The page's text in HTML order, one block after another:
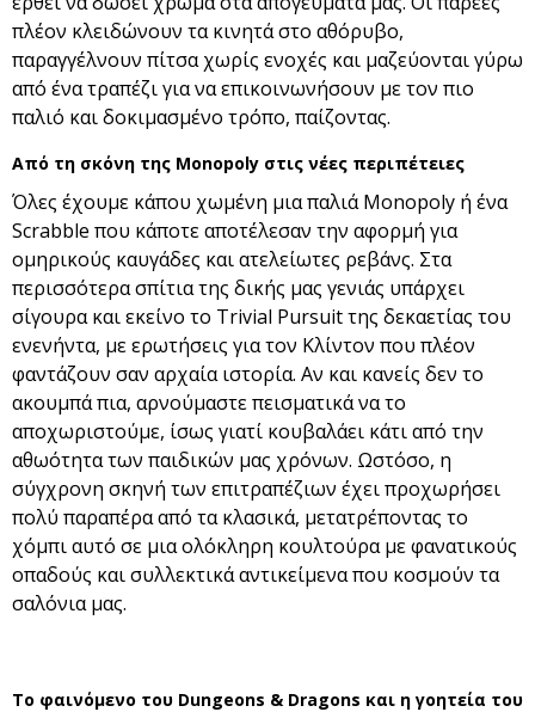
πλέον κλειδώνουν τα κινητά στο αθόρυβο,
παραγγέλνουν πίτσα χωρίς ενοχές και μαζεύονται γύρω
από ένα τραπέζι για να επικοινωνήσουν με τον πιο
παλιό και δοκιμασμένο τρόπο, παίζοντας.
Από τη σκόνη της Monopoly στις νέες περιπέτειες
Όλες έχουμε κάπου χωμένη μια παλιά Monopoly ή ένα
Scrabble που κάποτε αποτέλεσαν την αφορμή για
ομηρικούς καυγάδες και ατελείωτες ρεβάνς. Στα
περισσότερα σπίτια της δικής μας γενιάς υπάρχει
σίγουρα και εκείνο το Trivial Pursuit της δεκαετίας του
ενενήντα, με ερωτήσεις για τον Κλίντον που πλέον
φαντάζουν σαν αρχαία ιστορία. Αν και κανείς δεν το
ακουμπά πια, αρνούμαστε πεισματικά να το
αποχωριστούμε, ίσως γιατί κουβαλάει κάτι από την
αθωότητα των παιδικών μας χρόνων. Ωστόσο, η
σύγχρονη σκηνή των επιτραπέζιων έχει προχωρήσει
πολύ παραπέρα από τα κλασικά, μετατρέποντας το
χόμπι αυτό σε μια ολόκληρη κουλτούρα με φανατικούς
οπαδούς και συλλεκτικά αντικείμενα που κοσμούν τα
σαλόνια μας.
Το φαινόμενο του Dungeons & Dragons και η γοητεία του